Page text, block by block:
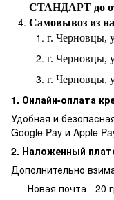
СТАНДАРТ до
Самовывоз из
г. Черновцы,
г. Черновцы,
г. Черновцы,
1. Онлайн-оплата
Удобная и
Google Pay и Apple
2. Наложенный
Дополнительно
Новая почта - 20